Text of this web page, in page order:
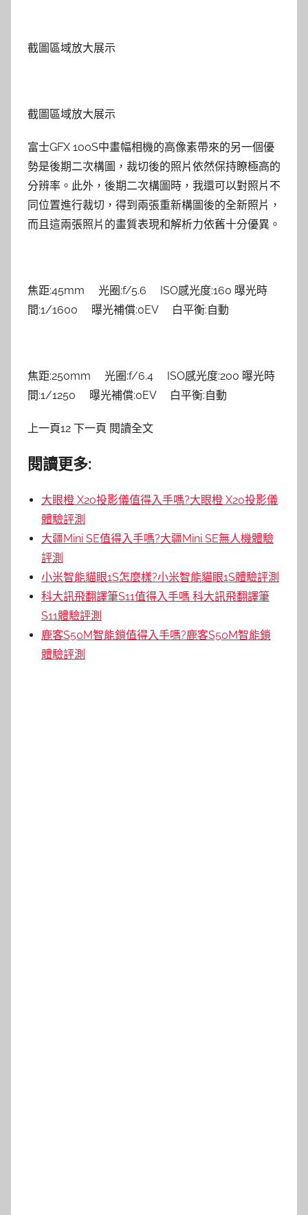
截圖區域放大展示
截圖區域放大展示
富士GFX 100S中畫幅相機的高像素帶來的另一個優
勢是後期二次構圖，裁切後的照片依然保持瞭極高的
分辨率。此外，後期二次構圖時，我還可以對照片不
同位置進行裁切，得到兩張重新構圖後的全新照片，
而且這兩張照片的畫質表現和解析力依舊十分優異。
焦距:45mm 光圈:f/5.6 ISO感光度:160 曝光時
間:1/1600 曝光補償:0EV 白平衡:自動
焦距:250mm 光圈:f/6.4 ISO感光度:200 曝光時
間:1/1250 曝光補償:0EV 白平衡:自動
上一頁12 下一頁 閱讀全文
閱讀更多:
大眼橙 X20投影儀值得入手嗎?大眼橙 X20投影儀
體驗評測
大疆Mini SE值得入手嗎?大疆Mini SE無人機體驗
評測
小米智能貓眼1S怎麼樣?小米智能貓眼1S體驗評測
科大訊飛翻譯筆S11值得入手嗎 科大訊飛翻譯筆
S11體驗評測
鹿客S50M智能鎖值得入手嗎?鹿客S50M智能鎖
體驗評測